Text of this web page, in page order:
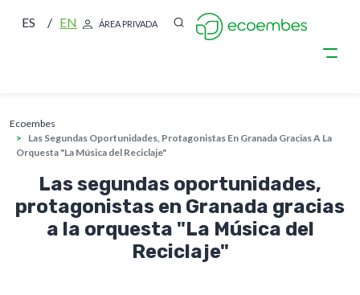
Pasar al contenido principal
ES EN ÁREA PRIVADA
sobrescribir enlaces de ayuda a la
ecoembes
Las Segundas Oportunidades, Protagonistas En Granada Gracias A La
Orquesta "La Música del Reciclaje"
Las segundas oportunidades,
protagonistas en Granada gracias
a la orquesta "La Música del
Reciclaje"